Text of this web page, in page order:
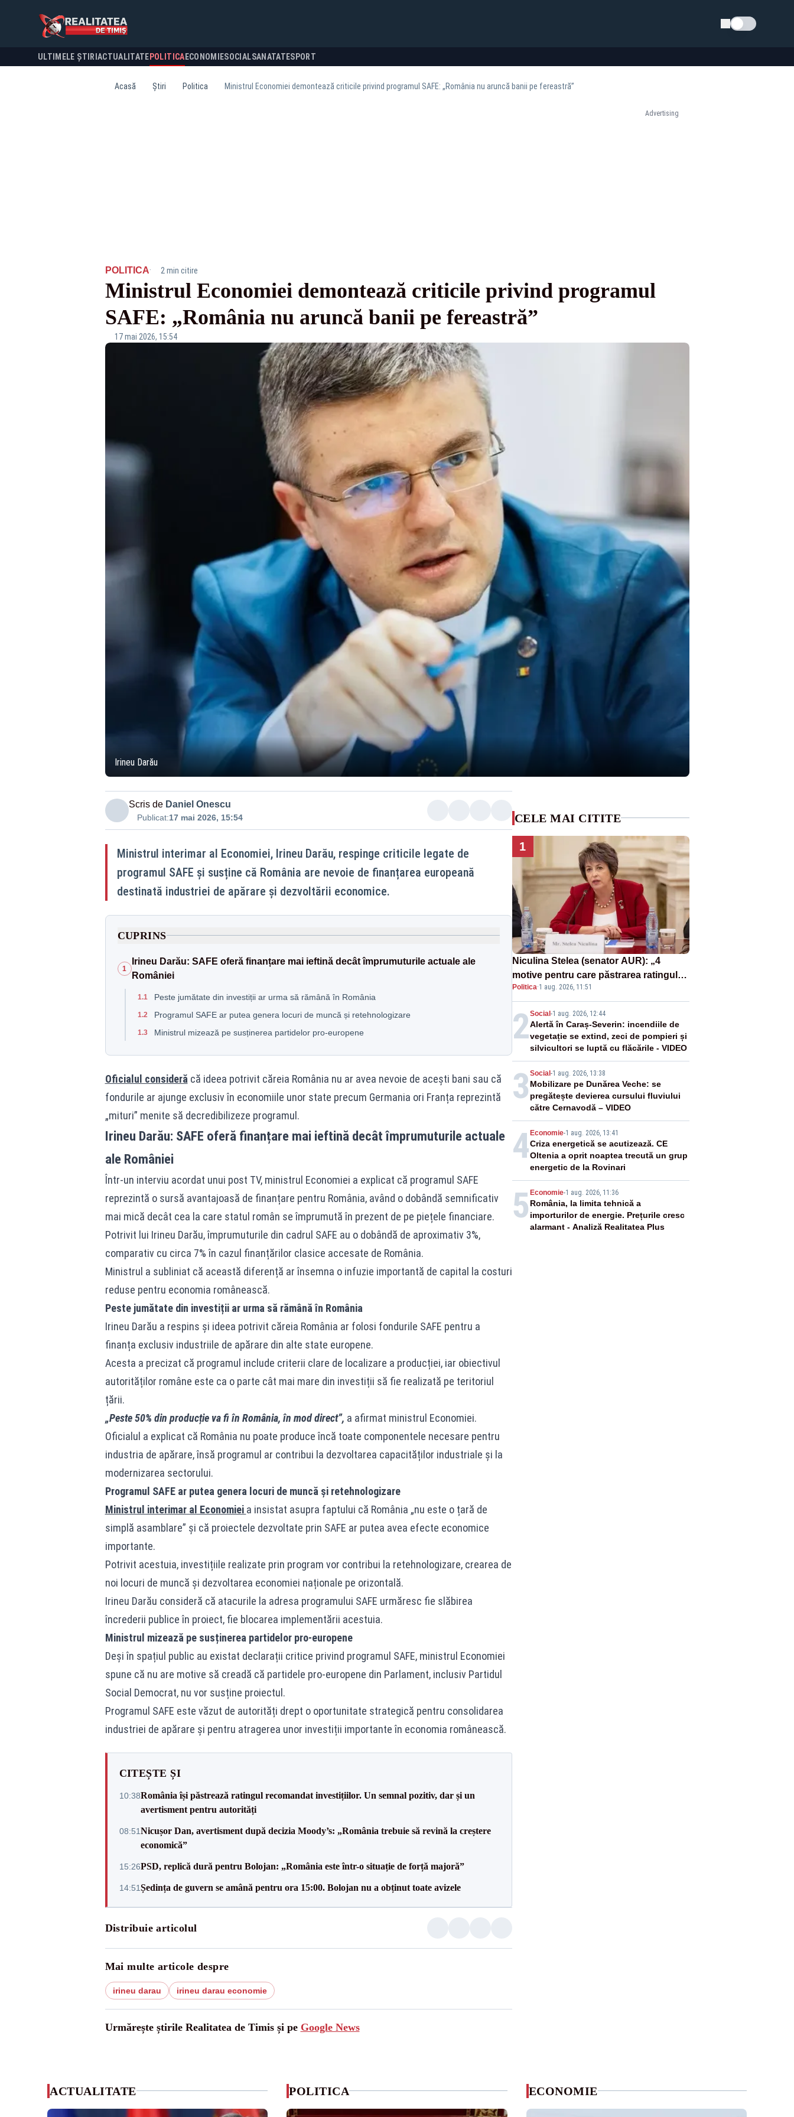
Schimba tema
ULTIMELE ȘTIRI ACTUALITATE POLITICA ECONOMIESOCIALSANATATESPORT
Acasă Știri Politica Ministrul Economiei demontează criticile privind programul SAFE: „România nu aruncă banii pe fereastră”
Advertising
POLITICA· 2 min citire
Ministrul Economiei demontează criticile privind programul
SAFE: „România nu aruncă banii pe fereastră”
17 mai 2026, 15:54
Irineu Darău
Scris de Daniel Onescu
Publicat:17 mai 2026, 15:54
Ministrul interimar al Economiei, Irineu Darău, respinge criticile legate de
programul SAFE și susține că România are nevoie de finanțarea europeană
destinată industriei de apărare și dezvoltării economice.
CUPRINS
1
Irineu Darău: SAFE oferă finanțare mai ieftină decât împrumuturile actuale ale
României
1.1 Peste jumătate din investiții ar urma să rămână în România
1.2 Programul SAFE ar putea genera locuri de muncă și retehnologizare
1.3 Ministrul mizează pe susținerea partidelor pro-europene
Oficialul consideră că ideea potrivit căreia România nu ar avea nevoie de acești bani sau că
fondurile ar ajunge exclusiv în economiile unor state precum Germania ori Franța reprezintă
„mituri” menite să decredibilizeze programul.
Irineu Darău: SAFE oferă finanțare mai ieftină decât împrumuturile actuale
ale României
Într-un interviu acordat unui post TV, ministrul Economiei a explicat că programul SAFE
reprezintă o sursă avantajoasă de finanțare pentru România, având o dobândă semnificativ
mai mică decât cea la care statul român se împrumută în prezent de pe piețele financiare.
Potrivit lui Irineu Darău, împrumuturile din cadrul SAFE au o dobândă de aproximativ 3%,
comparativ cu circa 7% în cazul finanțărilor clasice accesate de România.
Ministrul a subliniat că această diferență ar însemna o infuzie importantă de capital la costuri
reduse pentru economia românească.
Peste jumătate din investiții ar urma să rămână în România
Irineu Darău a respins și ideea potrivit căreia România ar folosi fondurile SAFE pentru a
finanța exclusiv industriile de apărare din alte state europene.
Acesta a precizat că programul include criterii clare de localizare a producției, iar obiectivul
autorităților române este ca o parte cât mai mare din investiții să fie realizată pe teritoriul
țării.
„Peste 50% din producție va fi în România, în mod direct”, a afirmat ministrul Economiei.
Oficialul a explicat că România nu poate produce încă toate componentele necesare pentru
industria de apărare, însă programul ar contribui la dezvoltarea capacităților industriale și la
modernizarea sectorului.
Programul SAFE ar putea genera locuri de muncă și retehnologizare
Ministrul interimar al Economiei a insistat asupra faptului că România „nu este o țară de
simplă asamblare” și că proiectele dezvoltate prin SAFE ar putea avea efecte economice
importante.
Potrivit acestuia, investițiile realizate prin program vor contribui la retehnologizare, crearea de
noi locuri de muncă și dezvoltarea economiei naționale pe orizontală.
Irineu Darău consideră că atacurile la adresa programului SAFE urmăresc fie slăbirea
încrederii publice în proiect, fie blocarea implementării acestuia.
Ministrul mizează pe susținerea partidelor pro-europene
Deși în spațiul public au existat declarații critice privind programul SAFE, ministrul Economiei
spune că nu are motive să creadă că partidele pro-europene din Parlament, inclusiv Partidul
Social Democrat, nu vor susține proiectul.
Programul SAFE este văzut de autorități drept o oportunitate strategică pentru consolidarea
industriei de apărare și pentru atragerea unor investiții importante în economia românească.
CITEȘTE ȘI
10:38România își păstrează ratingul recomandat investițiilor. Un semnal pozitiv, dar și un
avertisment pentru autorități
08:51Nicușor Dan, avertisment după decizia Moody’s: „România trebuie să revină la creștere
economică”
15:26PSD, replică dură pentru Bolojan: „România este într-o situație de forță majoră”
14:51Ședința de guvern se amână pentru ora 15:00. Bolojan nu a obținut toate avizele
Distribuie articolul
Mai multe articole despre
irineu darau irineu darau economie
Urmărește știrile Realitatea de Timis și pe Google News
CELE MAI CITITE
1
Niculina Stelea (senator AUR): „4
motive pentru care păstrarea ratingului
de țară nu este o reușită pentru
Guvernul Bolojan”
Politica·1 aug. 2026, 11:51
2Social-1 aug. 2026, 12:44
Alertă în Caraș-Severin: incendiile de
vegetație se extind, zeci de pompieri și
silvicultori se luptă cu flăcările - VIDEO
3 Social-1 aug. 2026, 13:38
Mobilizare pe Dunărea Veche: se
pregătește devierea cursului fluviului
către Cernavodă – VIDEO
4Economie-1 aug. 2026, 13:41
Criza energetică se acutizează. CE
Oltenia a oprit noaptea trecută un grup
energetic de la Rovinari
5 Economie-1 aug. 2026, 11:36
România, la limita tehnică a
importurilor de energie. Prețurile cresc
alarmant - Analiză Realitatea Plus
ACTUALITATE POLITICA ECONOMIE